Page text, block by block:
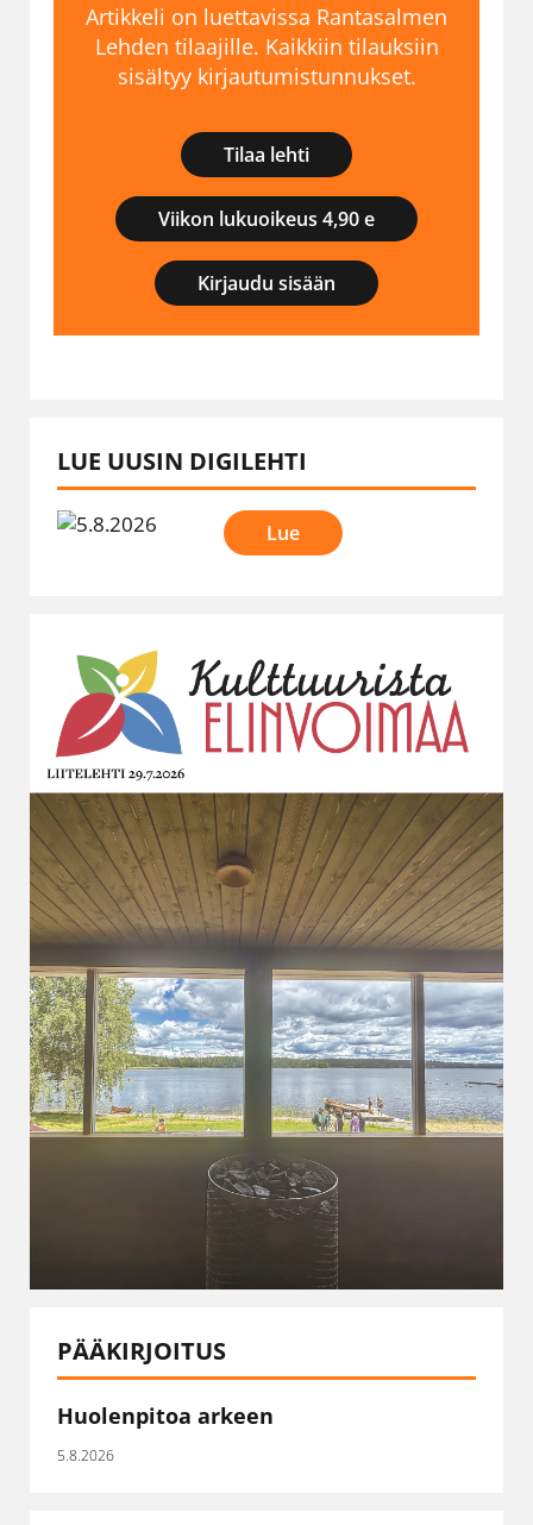
Artikkeli on luettavissa Rantasalmen
Lehden tilaajille. Kaikkiin tilauksiin
sisältyy kirjautumistunnukset.
Tilaa lehti
Viikon lukuoikeus 4,90 e
Kirjaudu sisään
LUE UUSIN DIGILEHTI
Lue
PÄÄKIRJOITUS
Huolenpitoa arkeen
5.8.2026